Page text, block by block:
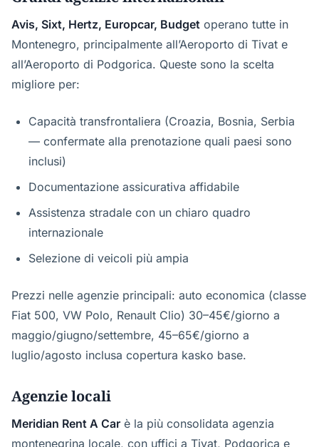
Avis, Sixt, Hertz, Europcar, Budget operano tutte in
Montenegro, principalmente all’Aeroporto di Tivat e
all’Aeroporto di Podgorica. Queste sono la scelta
migliore per:
Capacità transfrontaliera (Croazia, Bosnia, Serbia
— confermate alla prenotazione quali paesi sono
inclusi)
Documentazione assicurativa affidabile
Assistenza stradale con un chiaro quadro
internazionale
Selezione di veicoli più ampia
Prezzi nelle agenzie principali: auto economica (classe
Fiat 500, VW Polo, Renault Clio) 30–45€/giorno a
maggio/giugno/settembre, 45–65€/giorno a
luglio/agosto inclusa copertura kasko base.
Agenzie locali
Meridian Rent A Car è la più consolidata agenzia
montenegrina locale, con uffici a Tivat, Podgorica e